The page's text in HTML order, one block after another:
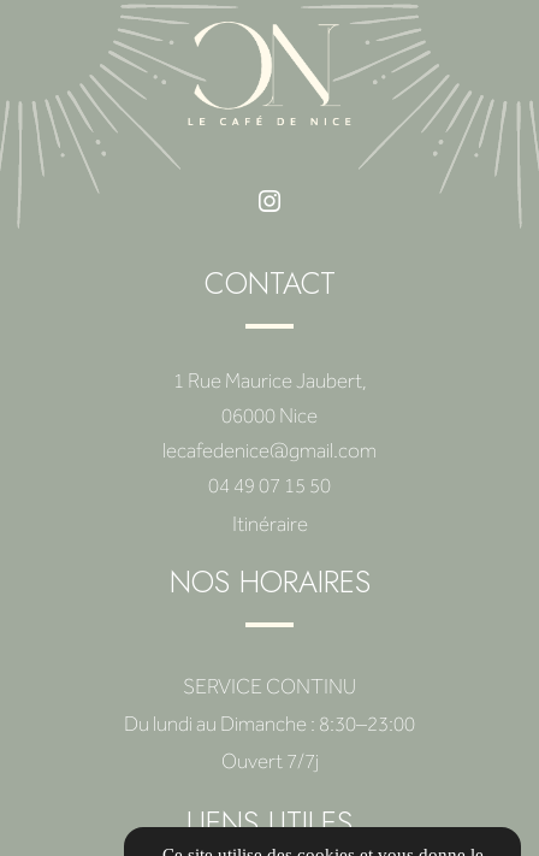
CONTACT
1 Rue Maurice Jaubert,
06000 Nice
lecafedenice@gmail.com
04 49 07 15 50
Itinéraire
NOS HORAIRES
SERVICE CONTINU
Du lundi au Dimanche : 8:30–23:00
Ouvert 7/7j
LIENS UTILES